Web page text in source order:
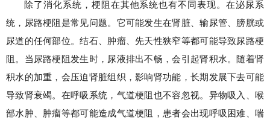
除了消化系统，梗阻在其他系统也有不同表现。在泌尿系
统，尿路梗阻是常见问题。它可能发生在肾脏、输尿管、膀胱或
尿道的任何部位。结石、肿瘤、先天性狭窄等都可能导致尿路梗
阻。当尿路梗阻发生时，尿液排出不畅，会引起肾积水。随着肾
积水的加重，会压迫肾脏组织，影响肾功能，长期发展下去可能
导致肾衰竭。在呼吸系统，气道梗阻也不容忽视。异物吸入、喉
部水肿、肿瘤等都可能造成气道梗阻，患者会出现呼吸困难、喘